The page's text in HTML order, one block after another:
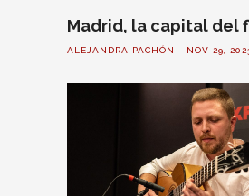
Madrid, la capital del
ALEJANDRA PACHÓN NOV 29,